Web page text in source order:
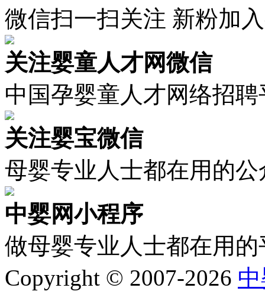
微信扫一扫关注 新粉加
关注婴童人才网微信
中国孕婴童人才网络招聘
关注婴宝微信
母婴专业人士都在用的公
中婴网小程序
做母婴专业人士都在用的
Copyright © 2007-2026